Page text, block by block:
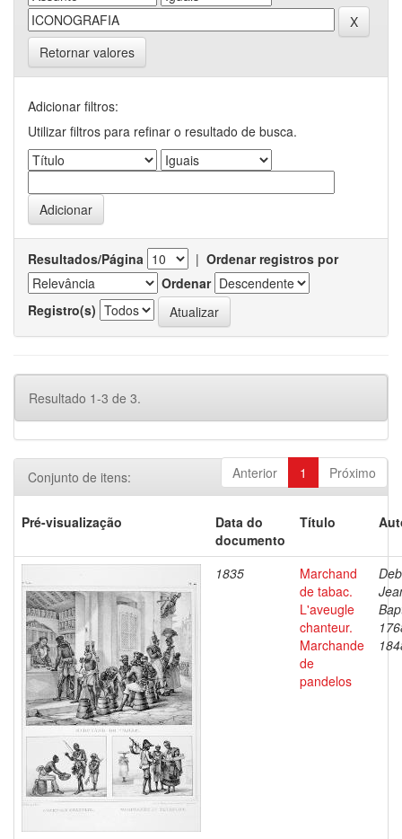
Retornar valores
Adicionar filtros:
Utilizar filtros para refinar o resultado de busca.
Resultados/Página | Ordenar registros por
Ordenar
Registro(s)
Resultado 1-3 de 3.
Anterior 1 Próximo
Conjunto de itens:
Pré-visualização
Data do
documento
Título
1835
Marchand
de tabac.
L'aveugle
chanteur.
Marchande
de
pandelos